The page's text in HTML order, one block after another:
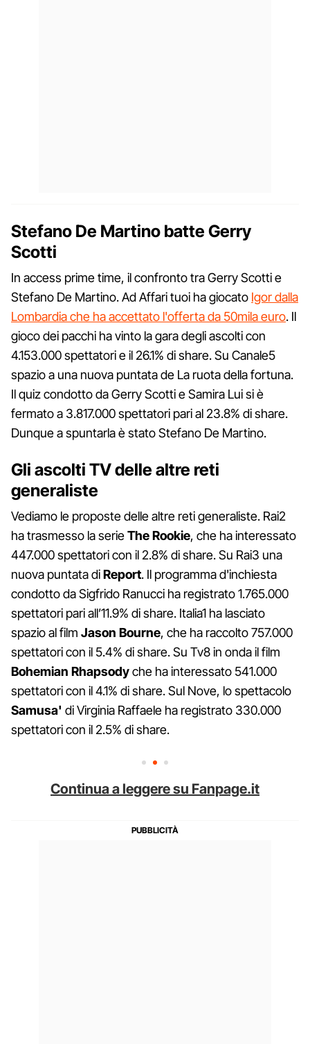
Stefano De Martino batte Gerry
Scotti
In access prime time, il confronto tra Gerry Scotti e
Stefano De Martino. Ad Affari tuoi ha giocato Igor dalla
Lombardia che ha accettato l'offerta da 50mila euro. Il
gioco dei pacchi ha vinto la gara degli ascolti con
4.153.000 spettatori e il 26.1% di share. Su Canale5
spazio a una nuova puntata de La ruota della fortuna.
Il quiz condotto da Gerry Scotti e Samira Lui si è
fermato a 3.817.000 spettatori pari al 23.8% di share.
Dunque a spuntarla è stato Stefano De Martino.
Gli ascolti TV delle altre reti
generaliste
Vediamo le proposte delle altre reti generaliste. Rai2
ha trasmesso la serieThe Rookie, che ha interessato
447.000 spettatori con il 2.8% di share. Su Rai3 una
nuova puntata diReport. Il programma d'inchiesta
condotto da Sigfrido Ranucci ha registrato 1.765.000
spettatori pari all’11.9% di share. Italia1 ha lasciato
spazio al film Jason Bourne, che ha raccolto 757.000
spettatori con il 5.4% di share. Su Tv8 in onda il film
Bohemian Rhapsodyche ha interessato 541.000
spettatori con il 4.1% di share. Sul Nove, lo spettacolo
Samusa' di Virginia Raffaele ha registrato 330.000
spettatori con il 2.5% di share.
Continua a leggere su Fanpage.it